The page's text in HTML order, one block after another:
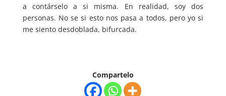
a contárselo a si misma. En realidad, soy dos
personas. No se si esto nos pasa a todos, pero yo si
me siento desdoblada, bifurcada.
Compartelo